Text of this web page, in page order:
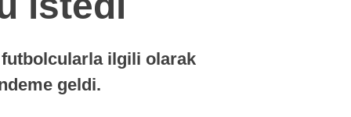
futbolcularla ilgili olarak
geldi.